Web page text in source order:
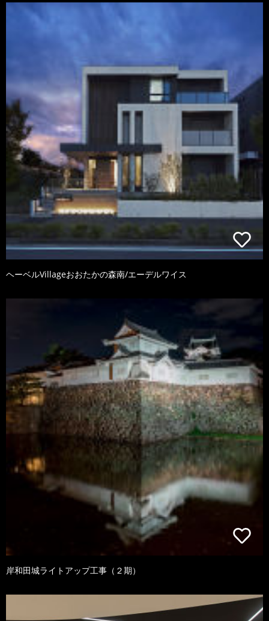
ヘーベルVillageおおたかの森南/エーデルワイス
岸和田城ライトアップ工事（２期）